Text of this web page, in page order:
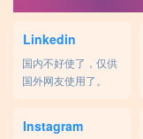
Linkedin
国内不好使了，仅供
国外网友使用了。
Instagram